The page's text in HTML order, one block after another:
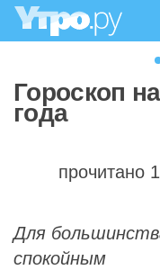
Гороскоп
года
прочитано
Для
спокойным